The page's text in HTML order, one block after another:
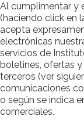
Al cumplimentar y
(haciendo click en
acepta
electrónicas
servicios de
boletines, ofertas
terceros (ver
comunicaciones
o según se indica
comerciales.